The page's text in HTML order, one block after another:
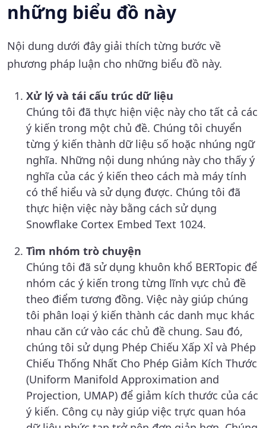
những biểu đồ này
Nội dung dưới đây giải thích từng bước về
phương pháp luận cho những biểu đồ này.
Xử lý và tái cấu trúc dữ liệu
Chúng tôi đã thực hiện việc này cho tất cả các
ý kiến trong một chủ đề. Chúng tôi chuyển
từng ý kiến thành dữ liệu số hoặc nhúng ngữ
nghĩa. Những nội dung nhúng này cho thấy ý
nghĩa của các ý kiến theo cách mà máy tính
có thể hiểu và sử dụng được. Chúng tôi đã
thực hiện việc này bằng cách sử dụng
Snowflake Cortex Embed Text 1024.
Tìm nhóm trò chuyện
Chúng tôi đã sử dụng khuôn khổ BERTopic để
nhóm các ý kiến trong từng lĩnh vực chủ đề
theo điểm tương đồng. Việc này giúp chúng
tôi phân loại ý kiến thành các danh mục khác
nhau căn cứ vào các chủ đề chung. Sau đó,
chúng tôi sử dụng Phép Chiếu Xấp Xỉ và Phép
Chiếu Thống Nhất Cho Phép Giảm Kích Thước
(Uniform Manifold Approximation and
Projection, UMAP) để giảm kích thước của các
ý kiến. Công cụ này giúp việc trực quan hóa